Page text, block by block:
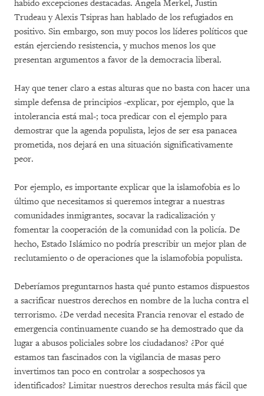
habido excepciones destacadas. Angela Merkel, Justin
Trudeau y Alexis Tsipras han hablado de los refugiados en
positivo. Sin embargo, son muy pocos los líderes políticos que
están ejerciendo resistencia, y muchos menos los que
presentan argumentos a favor de la democracia liberal.
Hay que tener claro a estas alturas que no basta con hacer una
simple defensa de principios -explicar, por ejemplo, que la
intolerancia está mal-; toca predicar con el ejemplo para
demostrar que la agenda populista, lejos de ser esa panacea
prometida, nos dejará en una situación significativamente
peor.
Por ejemplo, es importante explicar que la islamofobia es lo
último que necesitamos si queremos integrar a nuestras
comunidades inmigrantes, socavar la radicalización y
fomentar la cooperación de la comunidad con la policía. De
hecho, Estado Islámico no podría prescribir un mejor plan de
reclutamiento o de operaciones que la islamofobia populista.
Deberíamos preguntarnos hasta qué punto estamos dispuestos
a sacrificar nuestros derechos en nombre de la lucha contra el
terrorismo. ¿De verdad necesita Francia renovar el estado de
emergencia continuamente cuando se ha demostrado que da
lugar a abusos policiales sobre los ciudadanos? ¿Por qué
estamos tan fascinados con la vigilancia de masas pero
invertimos tan poco en controlar a sospechosos ya
identificados? Limitar nuestros derechos resulta más fácil que